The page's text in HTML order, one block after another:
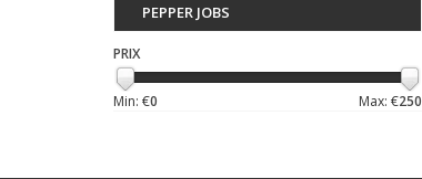
PEPPER JOBS
PRIX
Min: €0 Max: €250